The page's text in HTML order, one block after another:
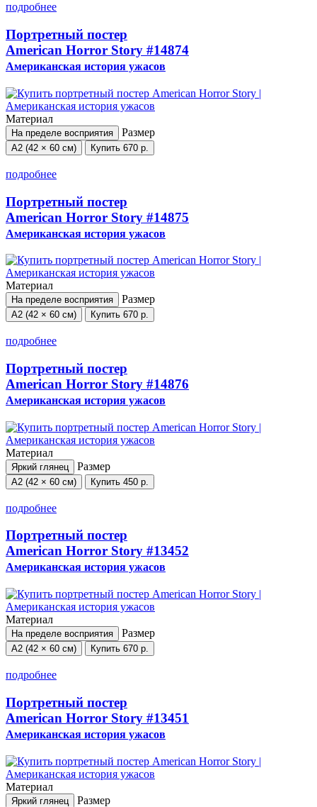
подробнее
Портретный постер
American Horror Story #14874
Американская история ужасов
Материал
На пределе восприятия Размер
А2 (42 × 60 см) Купить 670 р.
подробнее
Портретный постер
American Horror Story #14875
Американская история ужасов
Материал
На пределе восприятия Размер
А2 (42 × 60 см) Купить 670 р.
подробнее
Портретный постер
American Horror Story #14876
Американская история ужасов
Материал
Яркий глянец Размер
А2 (42 × 60 см) Купить 450 р.
подробнее
Портретный постер
American Horror Story #13452
Американская история ужасов
Материал
На пределе восприятия Размер
А2 (42 × 60 см) Купить 670 р.
подробнее
Портретный постер
American Horror Story #13451
Американская история ужасов
Материал
Яркий глянец Размер